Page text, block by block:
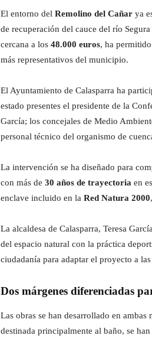
El entorno del Remolino del Cañar ya
de recuperación del cauce del río
cercana a los 48.000 euros, ha
más representativos del municipio.
El Ayuntamiento de Calasparra ha
estado presentes el presidente de la
García; los concejales de Medio
personal técnico del organismo de
La intervención se ha diseñado para
con más de 30 años de trayectoria en
enclave incluido en la Red Natura 2000
La alcaldesa de Calasparra, Teresa
del espacio natural con la práctica
ciudadanía para adaptar el proyecto a
Dos márgenes diferenciadas
Las obras se han desarrollado en
destinada principalmente al baño, se